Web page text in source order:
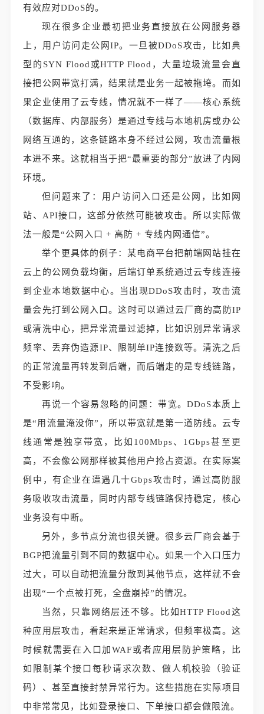
有效应对DDoS的。
现在很多企业最初把业务直接放在公网服务器
上，用户访问走公网IP。一旦被DDoS攻击，比如典
型的SYN Flood或HTTP Flood，大量垃圾流量会直
接把公网带宽打满，结果就是业务一起被拖垮。而如
果企业使用了云专线，情况就不一样了——核心系统
（数据库、内部服务）是通过专线与本地机房或办公
网络互通的，这条链路本身不经过公网，攻击流量根
本进不来。这就相当于把“最重要的部分”放进了内网
环境。
但问题来了：用户访问入口还是公网，比如网
站、API接口，这部分依然可能被攻击。所以实际做
法一般是“公网入口 + 高防 + 专线内网通信”。
举个更具体的例子：某电商平台把前端网站挂在
云上的公网负载均衡，后端订单系统通过云专线连接
到企业本地数据中心。当出现DDoS攻击时，攻击流
量会先打到公网入口。这时可以通过云厂商的高防IP
或清洗中心，把异常流量过滤掉，比如识别异常请求
频率、丢弃伪造源IP、限制单IP连接数等。清洗之后
的正常流量再转发到后端，而后端走的是专线链路，
不受影响。
再说一个容易忽略的问题：带宽。DDoS本质上
是“用流量淹没你”，所以带宽就是第一道防线。云专
线通常是独享带宽，比如100Mbps、1Gbps甚至更
高，不会像公网那样被其他用户抢占资源。在实际案
例中，有企业在遭遇几十Gbps攻击时，通过高防服
务吸收攻击流量，同时内部专线链路保持稳定，核心
业务没有中断。
另外，多节点分流也很关键。很多云厂商会基于
BGP把流量引到不同的数据中心。如果一个入口压力
过大，可以自动把流量分散到其他节点，这样就不会
出现“一个点被打死，全盘崩掉”的情况。
当然，只靠网络层还不够。比如HTTP Flood这
种应用层攻击，看起来是正常请求，但频率极高。这
时候就需要在入口加WAF或者应用层防护策略，比
如限制某个接口每秒请求次数、做人机校验（验证
码）、甚至直接封禁异常行为。这些措施在实际项目
中非常常见，比如登录接口、下单接口都会做限流。